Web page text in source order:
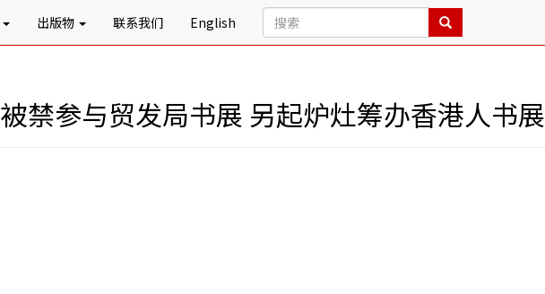
出版物 联系我们 English
禁参与贸发局书展 另起炉灶筹办香港人书展